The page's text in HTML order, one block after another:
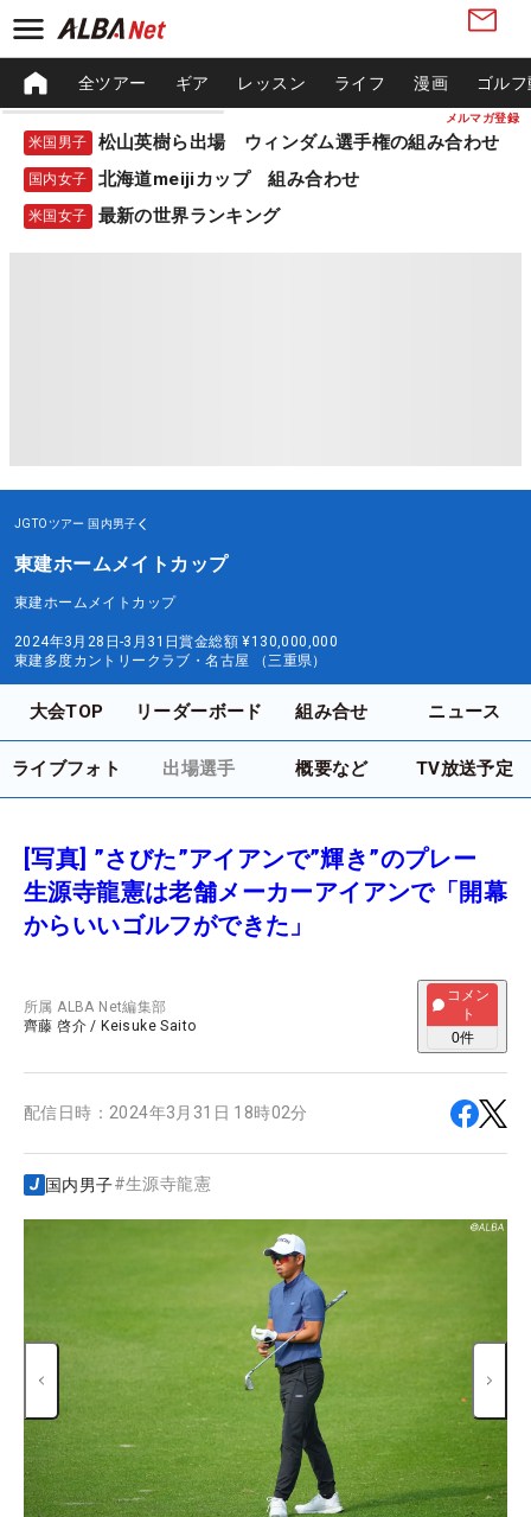
メルマガ登録
全ツアー ギア レッスン ライフ 漫画 ゴル
米国男子 松山英樹ら出場 ウィンダム選手権の組み合わせ
国内女子 北海道meijiカップ 組み合わせ
米国女子 最新の世界ランキング
JGTOツアー 国内男子
東建ホームメイトカップ
東建ホームメイトカップ
2024年3月28日-3月31日賞金総額 ¥130,000,000
東建多度カントリークラブ・名古屋 （三重県）
大会TOP リーダーボード 組み合せ ニュース
ライブフォト 出場選手 概要など TV放送予定
[写真] ”さびた”アイアンで”輝き”のプレー
生源寺龍憲は老舗メーカーアイアンで「開幕
からいいゴルフができた」
所属ALBA Net編集部
齊藤 啓介 / Keisuke Saito
コメン
ト
0件
配信日時： 2024年3月31日 18時02分
国内男子#生源寺龍憲